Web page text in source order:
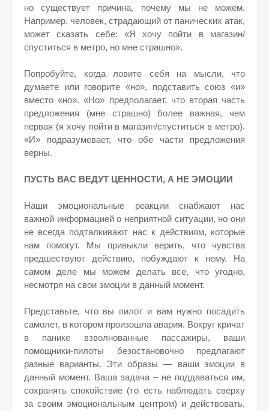
но существует причина, почему мы не можем.
Например, человек, страдающий от панических атак,
может сказать себе: «Я хочу пойти в магазин/
спуститься в метро, но мне страшно».
Попробуйте, когда ловите себя на мысли, что
думаете или говорите «но», подставить союз «и»
вместо «но». «Но» предполагает, что вторая часть
предложения (мне страшно) более важная, чем
первая (я хочу пойти в магазин/спуститься в метро).
«И» подразумевает, что обе части предложения
верны.
ПУСТЬ ВАС ВЕДУТ ЦЕННОСТИ, А НЕ ЭМОЦИИ
Наши эмоциональные реакции снабжают нас
важной информацией о неприятной ситуации, но они
не всегда подталкивают нас к действиям, которые
нам помогут. Мы привыкли верить, что чувства
предшествуют действию, побуждают к нему. На
самом деле мы можем делать все, что угодно,
несмотря на свои эмоции в данный момент.
Представьте, что вы пилот и вам нужно посадить
самолет, в котором произошла авария. Вокруг кричат
в панике взволнованные пассажиры, ваши
помощники-пилоты безостановочно предлагают
разные варианты. Эти образы — ваши эмоции в
данный момент. Ваша задача – не поддаваться им,
сохранять спокойствие (то есть наблюдать сверху
за своим эмоциональным центром) и действовать,